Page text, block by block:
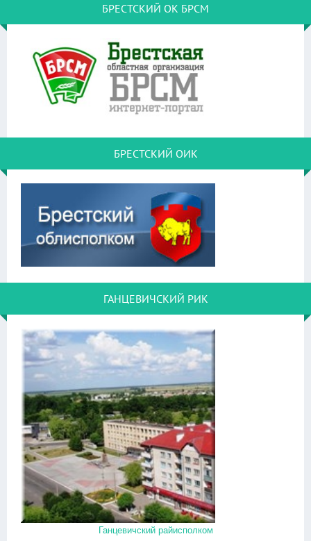
БРЕСТСКИЙ ОК БРСМ
БРЕСТСКИЙ ОИК
ГАНЦЕВИЧСКИЙ РИК
Ганцевичский райисполком